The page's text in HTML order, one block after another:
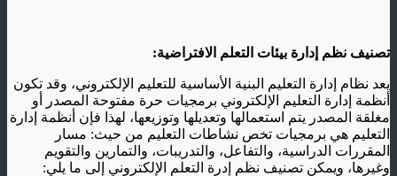
تصنيف نظم إدارة بيئات التعلم الافتراضية:
يعد نظام إدارة التعليم البنية الأساسية للتعليم الإلكتروني، وقد تكون
أنظمة إدارة التعليم الإلكتروني برمجيات حرة مفتوحة المصدر أو
مغلقة المصدر يتم استعمالها وتعديلها وتوزيعها، لهذا فإن أنظمة إدارة
التعليم هي برمجيات تخص نشاطات التعليم من حيث: مسار
المقررات الدراسية، والتفاعل، والتدريبات، والتمارين والتقويم
وغيرها، ويمكن تصنيف نظم إدرة التعلم الإلكتروني إلى ما يلي: